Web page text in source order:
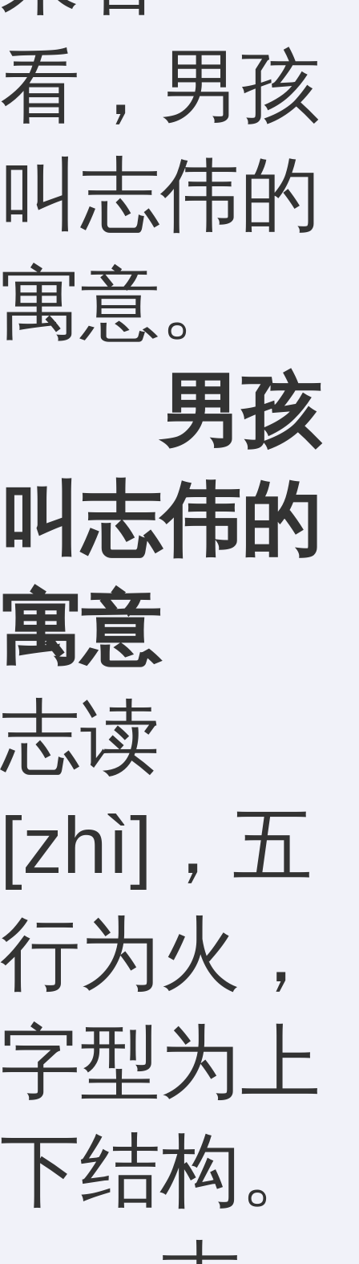
看，男孩
叫志伟的
寓意。
男孩
叫志伟的
寓意
志读
[zhì]，五
行为火，
字型为上
下结构。